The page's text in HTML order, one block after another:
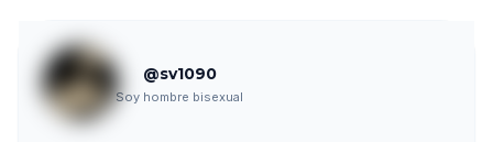
@sv1090
Soy hombre bisexual